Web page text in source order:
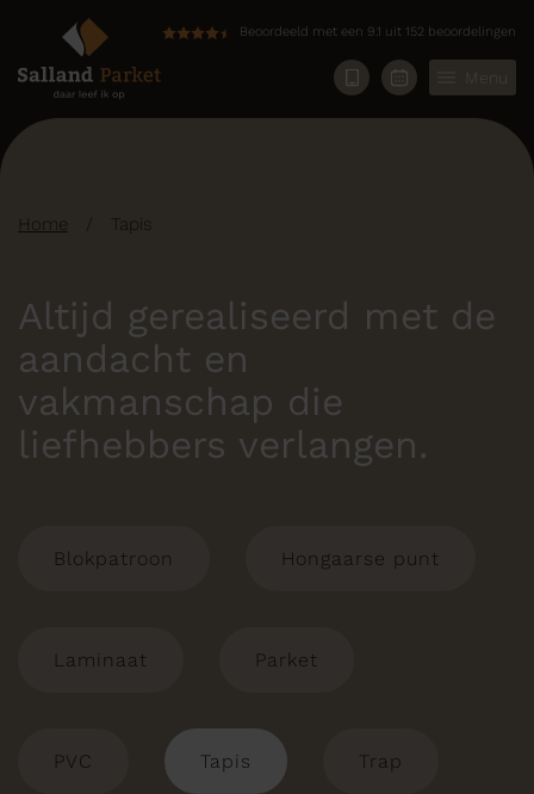
Beoordeeld met een 9.1 uit 152 beoordelingen
Menu
Home Tapis
Altijd gerealiseerd met de
aandacht en
vakmanschap die
liefhebbers verlangen.
Blokpatroon Hongaarse punt
Laminaat Parket
PVC Tapis Trap